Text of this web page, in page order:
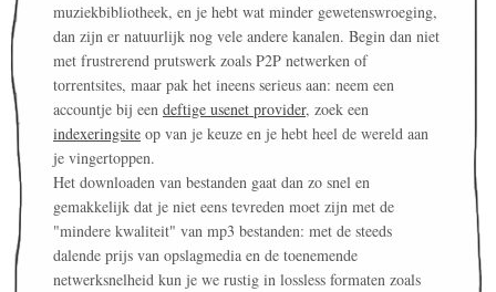
muziekbibliotheek, en je hebt wat minder gewetenswroeging,
dan zijn er natuurlijk nog vele andere kanalen. Begin dan niet
met frustrerend prutswerk zoals P2P netwerken of
torrentsites, maar pak het ineens serieus aan: neem een
accountje bij een deftige usenet provider, zoek een
indexeringsite op van je keuze en je hebt heel de wereld aan
je vingertoppen.
Het downloaden van bestanden gaat dan zo snel en
gemakkelijk dat je niet eens tevreden moet zijn met de
"mindere kwaliteit" van mp3 bestanden: met de steeds
dalende prijs van opslagmedia en de toenemende
netwerksnelheid kun je we rustig in lossless formaten zoals